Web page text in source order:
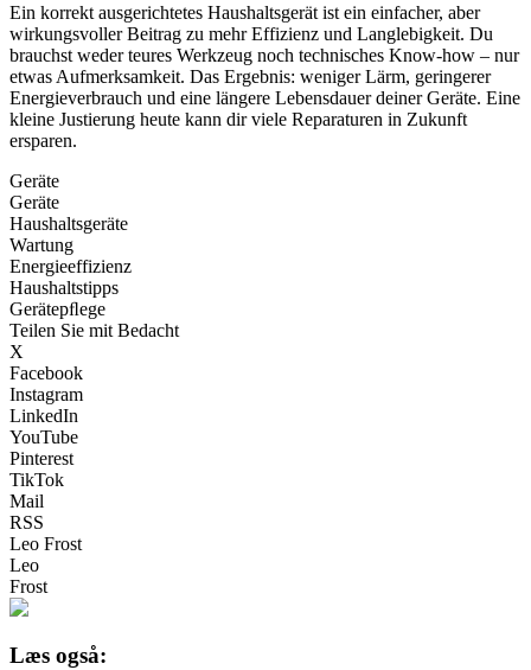
Ein korrekt ausgerichtetes Haushaltsgerät ist ein einfacher, aber
wirkungsvoller Beitrag zu mehr Effizienz und Langlebigkeit. Du
brauchst weder teures Werkzeug noch technisches Know-how – nur
etwas Aufmerksamkeit. Das Ergebnis: weniger Lärm, geringerer
Energieverbrauch und eine längere Lebensdauer deiner Geräte. Eine
kleine Justierung heute kann dir viele Reparaturen in Zukunft
ersparen.
Geräte
Geräte
Haushaltsgeräte
Wartung
Energieeffizienz
Haushaltstipps
Gerätepﬂege
Teilen Sie mit Bedacht
X
Facebook
Instagram
LinkedIn
YouTube
Pinterest
TikTok
Mail
RSS
Leo Frost
Leo
Frost
Læs også: